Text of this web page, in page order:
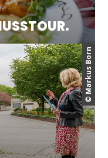
© Markus Born